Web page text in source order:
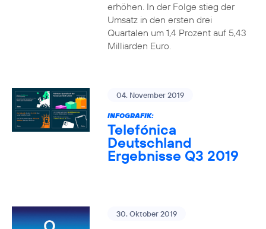
erhöhen. In der Folge stieg der
Umsatz in den ersten drei
Quartalen um 1,4 Prozent auf 5,43
Milliarden Euro.
04. November 2019
INFOGRAFIK:
Telefónica
Deutschland
Ergebnisse Q3 2019
30. Oktober 2019